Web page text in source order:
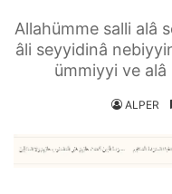
Allahümme salli alâ
âli seyyidinâ
ümmiyyi ve
ALPER